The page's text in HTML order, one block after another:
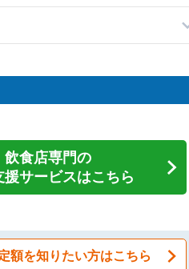
飲食店専門の
援サービスはこちら
額を知りたい方はこちら